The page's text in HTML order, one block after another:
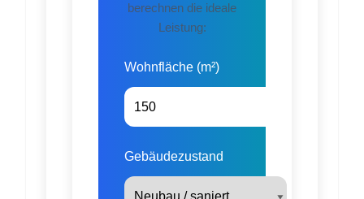
berechnen die ideale
Leistung:
Wohnfläche (m²)
Gebäudezustand